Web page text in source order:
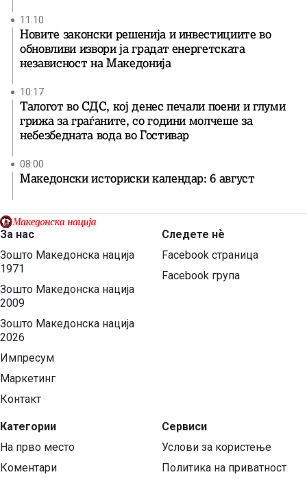
11:10
Новите законски решенија и инвестициите во
обновливи извори ја градат енергетската
независност на Македонија
10:17
Талогот во СДС, кој денес печали поени и глуми
грижа за граѓаните, со години молчеше за
небезбедната вода во Гостивар
08:00
Македонски историски календар: 6 август
За нас
Зошто Македонска нација
1971
Зошто Македонска нација
2009
Зошто Македонска нација
2026
Импресум
Маркетинг
Контакт
Категории
На прво место
Коментари
Следете нѐ
Facebook страница
Facebook група
Сервиси
Услови за користење
Политика на приватност